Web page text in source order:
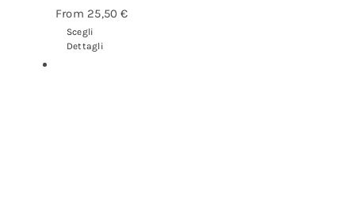
From 25,50€
Scegli
Dettagli